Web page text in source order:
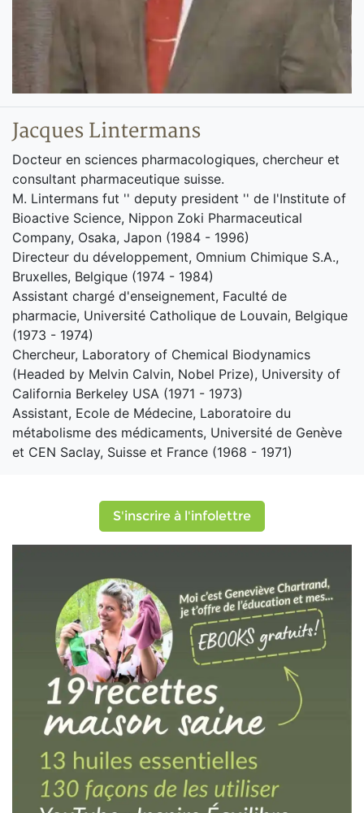
Jacques Lintermans
Docteur en sciences pharmacologiques, chercheur et
consultant pharmaceutique suisse.
M. Lintermans fut '' deputy president '' de l'Institute of
Bioactive Science, Nippon Zoki Pharmaceutical
Company, Osaka, Japon (1984 - 1996)
Directeur du développement, Omnium Chimique S.A.,
Bruxelles, Belgique (1974 - 1984)
Assistant chargé d'enseignement, Faculté de
pharmacie, Université Catholique de Louvain, Belgique
(1973 - 1974)
Chercheur, Laboratory of Chemical Biodynamics
(Headed by Melvin Calvin, Nobel Prize), University of
California Berkeley USA (1971 - 1973)
Assistant, Ecole de Médecine, Laboratoire du
métabolisme des médicaments, Université de Genève
et CEN Saclay, Suisse et France (1968 - 1971)
S'inscrire à l'infolettre